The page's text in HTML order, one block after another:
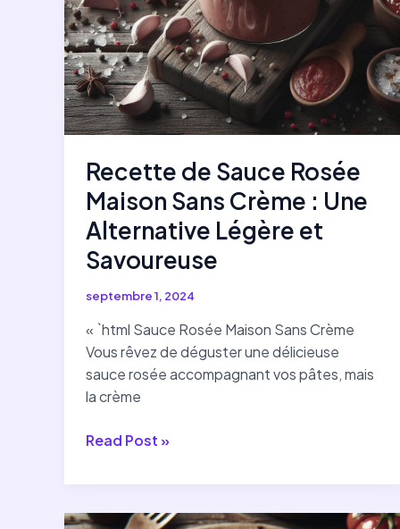
Recette de Sauce Rosée
Maison Sans Crème : Une
Alternative Légère et
Savoureuse
septembre 1, 2024
« `html Sauce Rosée Maison Sans Crème
Vous rêvez de déguster une délicieuse
sauce rosée accompagnant vos pâtes, mais
la crème
Recette
Read Post »